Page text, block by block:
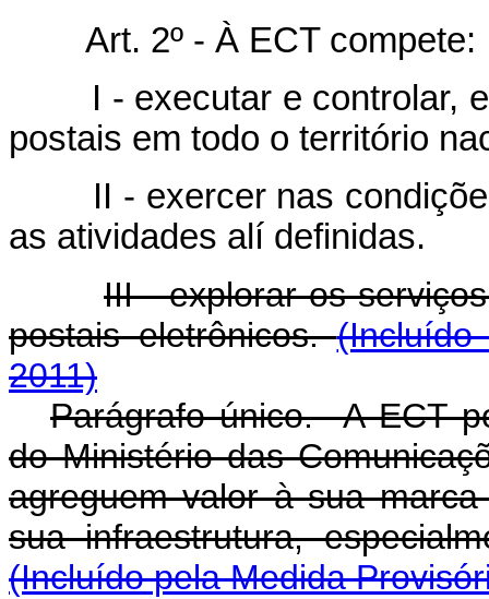
Art. 2º - À ECT compete:
I - executar e controlar,
postais em todo o território
II - exercer nas condições
as atividades alí definidas.
III - explorar os
postais eletrônicos.
2011)
Parágrafo único. A ECT
do Ministério das
agreguem valor à sua
sua infraestrutura,
(Incluído pela Medida